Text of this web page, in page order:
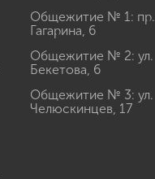
Общежитие № 1: пр.
Гагарина, 6
Общежитие № 2: ул.
Бекетова, 6
Общежитие № 3: ул.
Челюскинцев, 17